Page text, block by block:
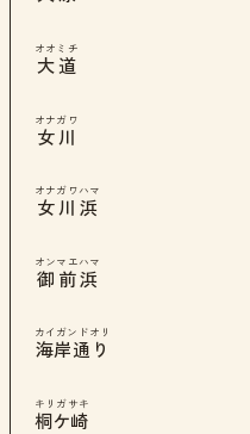
大道
オオミチ
女川
オナガワ
女川浜
オナガワハマ
御前浜
オンマエハマ
海岸通り
カイガンドオリ
桐ケ崎
キリガサキ